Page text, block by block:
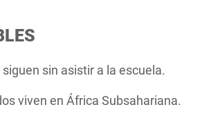
sin asistir a la escuela.
viven en África Subsahariana.